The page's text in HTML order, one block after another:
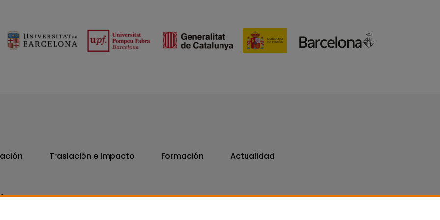
Traslación e Impacto Formación Actualidad